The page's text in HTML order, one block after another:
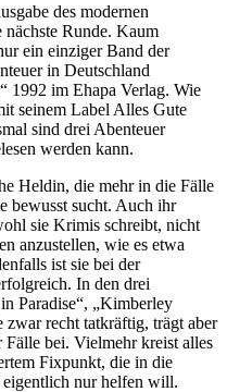
des modernen
nächste Runde. Kaum
ein einziger Band der
in Deutschland
1992 im Ehapa Verlag. Wie
seinem Label Alles Gute
sind drei Abenteuer
werden kann.
Heldin, die mehr in die Fälle
bewusst sucht. Auch ihr
sie Krimis schreibt, nicht
anzustellen, wie es etwa
ist sie bei der
In den drei
Paradise“, „Kimberley
zwar recht tatkräftig, trägt aber
bei. Vielmehr kreist alles
Fixpunkt, die in die
nur helfen will.